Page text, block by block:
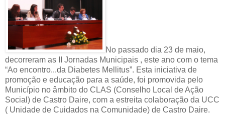
No passado dia 23 de maio,
decorreram as II Jornadas Municipais , este ano com o tema
“Ao encontro...da Diabetes Mellitus”. Esta iniciativa de
promoção e educação para a saúde, foi promovida pelo
Município no âmbito do CLAS (Conselho Local de Ação
Social) de Castro Daire, com a estreita colaboração da UCC
( Unidade de Cuidados na Comunidade) de Castro Daire.